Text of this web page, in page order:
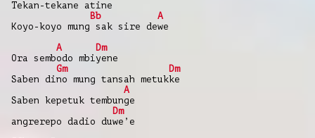
Tekan-tekane atine
Bb
A
Koyo-koyo mung sak sire dewe
A
Dm
Ora sembodo mbiyene
Gm
Dm
Saben dino mung tansah metukke
A
Saben kepetuk tembunge
Dm
angrerepo dadio duwe’e